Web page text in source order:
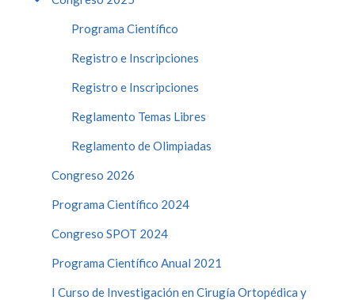
Programa Científico
Registro e Inscripciones
Registro e Inscripciones
Reglamento Temas Libres
Reglamento de Olimpiadas
Congreso 2026
Programa Científico 2024
Congreso SPOT 2024
Programa Científico Anual 2021
I Curso de Investigación en Cirugía Ortopédica y